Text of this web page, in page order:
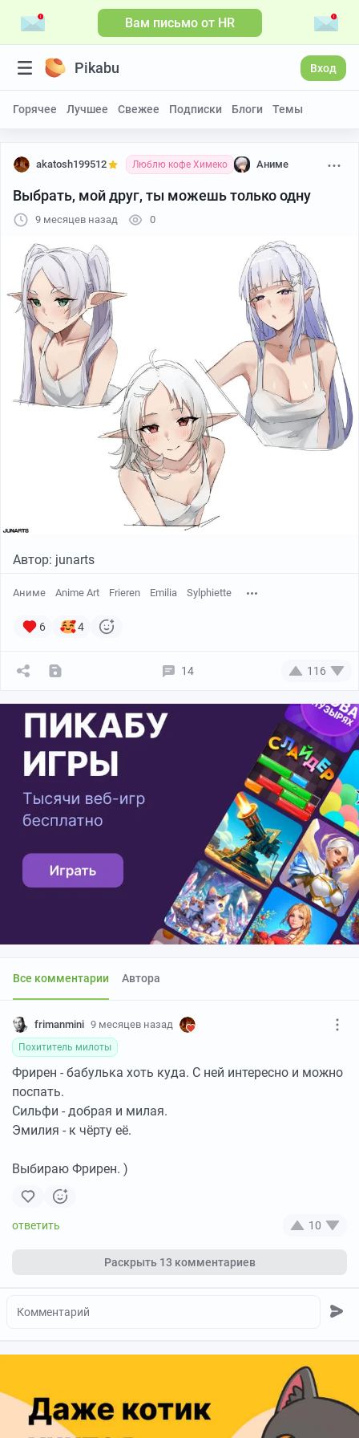
Вам письмо от HR
Pikabu Вход
Горячее Лучшее Свежее Подписки Блоги Темы
akatosh199512 Люблю кофе Химеко Аниме
Выбрать, мой друг, ты можешь только одну
9 месяцев назад 0
Автор: junarts
Аниме Anime Art Frieren Emilia Sylphiette
6 4
14 116
Все комментарии Автора
frimanmini 9 месяцев назад
Похититель милоты
Фрирен - бабулька хоть куда. С ней интересно и можно
поспать.
Сильфи - добрая и милая.
Эмилия - к чёрту её.
Выбираю Фрирен. )
10
Раскрыть 13 комментариев